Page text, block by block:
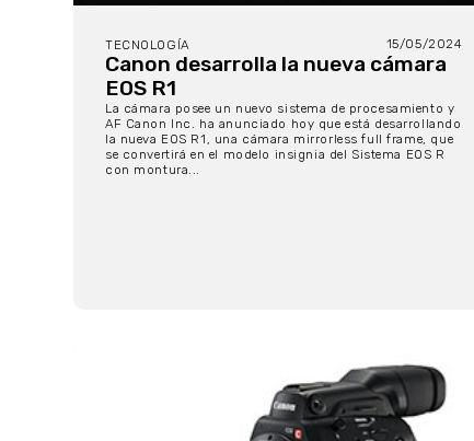
TECNOLOGÍA 15/05/2024
Canon desarrolla la nueva cámara
EOS R1
La cámara posee un nuevo sistema de procesamiento y
AF Canon Inc. ha anunciado hoy que está desarrollando
la nueva EOS R1, una cámara mirrorless full frame, que
se convertirá en el modelo insignia del Sistema EOS R
con montura...